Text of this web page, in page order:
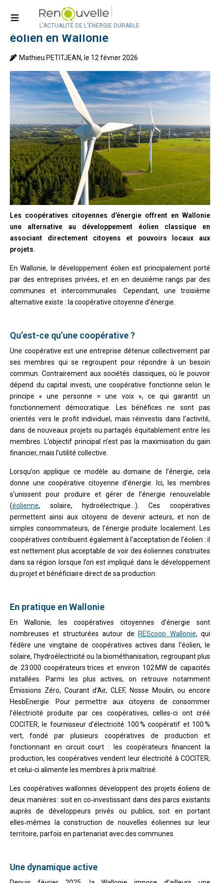
L'ACTUALITÉ DE L'ÉNERGIE DURABLE
Coopérative citoyenne d’énergie et
éolien en Wallonie
Mathieu PETITJEAN, le 12 février 2026
Les coopératives citoyennes d’énergie offrent en Wallonie
une alternative au développement éolien classique en
associant directement citoyens et pouvoirs locaux aux
projets.
En Wallonie, le développement éolien est principalement porté
par des entreprises privées, et en en deuxième rangs par des
communes et intercommunales. Cependant, une troisième
alternative existe : la coopérative citoyenne d’énergie.
Qu’est-ce qu’une coopérative ?
Une coopérative est une entreprise détenue collectivement par
ses membres qui se regroupent pour répondre à un besoin
commun. Contrairement aux sociétés classiques, où le pouvoir
dépend du capital investi, une coopérative fonctionne selon le
principe « une personne = une voix », ce qui garantit un
fonctionnement démocratique. Les bénéfices ne sont pas
orientés vers le profit individuel, mais réinvestis dans l’activité,
dans de nouveaux projets ou partagés équitablement entre les
membres. L’objectif principal n’est pas la maximisation du gain
financier, mais l’utilité collective.
Lorsqu’on applique ce modèle au domaine de l’énergie, cela
donne une coopérative citoyenne d’énergie. Ici, les membres
s’unissent pour produire et gérer de l’énergie renouvelable
(éolienne, solaire, hydroélectrique…). Ces coopératives
permettent ainsi aux citoyens de devenir acteurs, et non de
simples consommateurs, de l’énergie produite localement. Les
coopératives contribuent également à l’acceptation de l’éolien : il
est nettement plus acceptable de voir des éoliennes construites
dans sa région lorsque l’on est impliqué dans le développement
du projet et bénéficiaire direct de sa production.
En pratique en Wallonie
En Wallonie, les coopératives citoyennes d’énergie sont
nombreuses et structurées autour de
REScoop Wallonie, qui
fédère une vingtaine de coopératives actives dans l’éolien, le
solaire, l’hydroélectricité ou la biométhanisation, regroupant plus
de 23 000 coopérateurs·trices et environ 102 MW de capacités
installées. Parmi les plus actives, on retrouve notamment
Émissions Zéro, Courant d’Air, CLEF, Nosse Moulin, ou encore
HesbEnergie. Pour permettre aux citoyens de consommer
l’électricité produite par ces coopératives, celles-ci ont créé
COCITER, le fournisseur d’électricité 100 % coopératif et 100 %
vert, fondé par plusieurs coopératives de production et
fonctionnant en circuit court : les coopérateurs financent la
production, les coopératives vendent leur électricité à COCITER,
et celui-ci alimente les membres à prix maîtrisé.
Les coopératives wallonnes développent des projets éoliens de
deux manières : soit en co‑investissant dans des parcs existants
auprès de développeurs privés ou publics, soit en portant
elles‑mêmes la construction de nouvelles éoliennes sur leur
territoire, parfois en partenariat avec des communes.
Une dynamique active